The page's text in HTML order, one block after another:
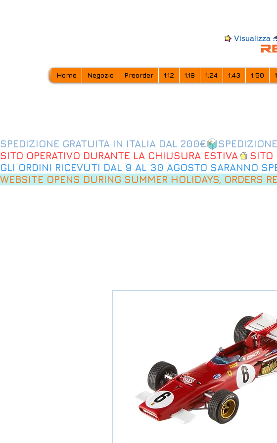
Home Negozio Preorder 1:12 1:18 1:24 1:43 1:50
SPEDIZIONE GRATUITA IN ITALIA DAL 200€
SITO OPERATIVO DURANTE LA CHIUSURA ESTIVA
GLI ORDINI RICEVUTI DAL 9 AL 30 AGOSTO SARANNO
WEBSITE OPENS DURING SUMMER HOLIDAYS,